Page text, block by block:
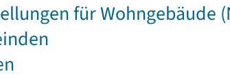
für Wohngebäude